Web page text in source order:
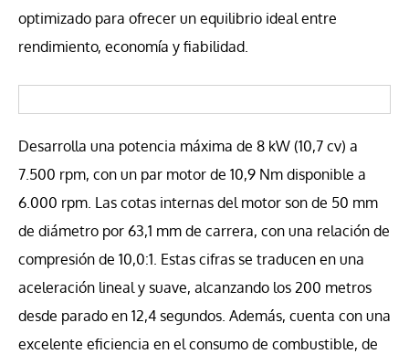
optimizado para ofrecer un equilibrio ideal entre
rendimiento, economía y fiabilidad.
Desarrolla una potencia máxima de 8 kW (10,7 cv) a
7.500 rpm, con un par motor de 10,9 Nm disponible a
6.000 rpm. Las cotas internas del motor son de 50 mm
de diámetro por 63,1 mm de carrera, con una relación de
compresión de 10,0:1. Estas cifras se traducen en una
aceleración lineal y suave, alcanzando los 200 metros
desde parado en 12,4 segundos. Además, cuenta con una
excelente eficiencia en el consumo de combustible, de